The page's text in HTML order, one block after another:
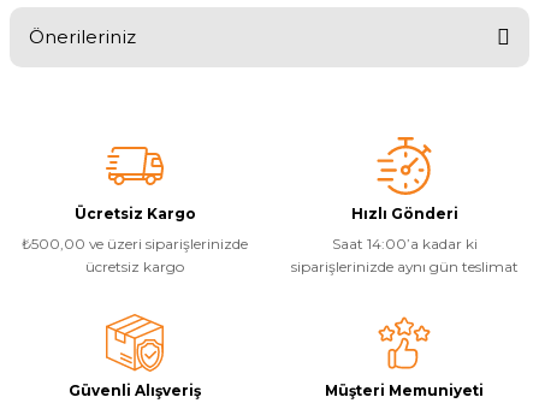
Temizleyici
Havuz Robotu Yedek
Dezenfeksiyon
Havuz Güvenlik
Havuz Pompa
Önerileriniz
Görüş ve önerileriniz için teşekkür ederiz.
Ürün resmi kalitesiz, bozuk veya görüntülenemiyor.
Ürün açıklamasında eksik bilgiler bulunuyor.
Ürün bilgilerinde hatalar bulunuyor.
Ürün fiyatı diğer sitelerden daha pahalı.
Bu ürüne benzer farklı alternatifler olmalı.
Ücretsiz Kargo
₺500,00 ve üzeri siparişlerinizde
ücretsiz kargo
Hızlı Gönderi
Saat 14:00’a kadar ki
siparişlerinizde aynı gün teslimat
Güvenli Alışveriş
Müşteri Memuniyeti